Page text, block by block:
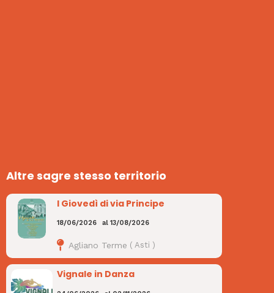
Altre sagre stesso territorio
I Giovedì di via Principe
18/06/2026 al 13/08/2026
Agliano Terme ( Asti )
Vignale in Danza